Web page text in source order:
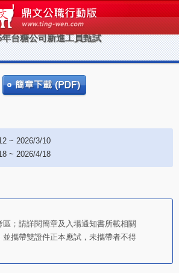
鼎文公
年台糖公司新進工員甄試
~ 2026/3/10
~ 2026/4/18
區；請詳閱簡章及入場通知書所載相關
並攜帶雙證件正本應試，未攜帶者不得